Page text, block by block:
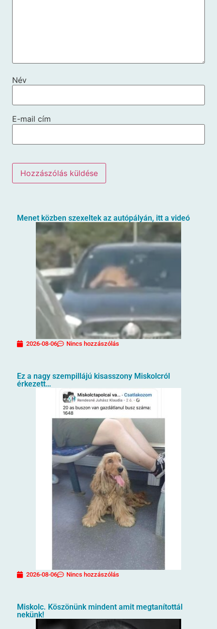
Név
E-mail cím
Menet közben szexeltek az autópályán, itt a videó
2026-08-06 Nincs hozzászólás
Ez a nagy szempillájú kisasszony Miskolcról
érkezett…
2026-08-06 Nincs hozzászólás
Miskolc. Köszönünk mindent amit megtanítottál
nekünk!